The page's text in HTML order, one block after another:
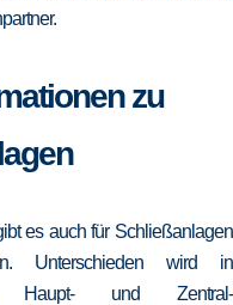
zu
es auch für Schließanlagen
Unterschieden wird in
Haupt- und Zentral-